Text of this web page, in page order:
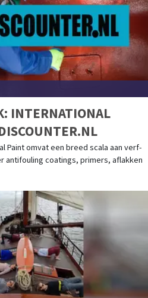
INTERNATIONAL
Paint omvat een breed scala aan verf-
antifouling coatings, primers, aflakken